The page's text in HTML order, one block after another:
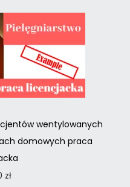
wentylowanych
domowych praca
zł